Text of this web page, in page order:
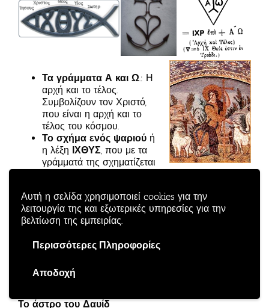
Αυτή η σελίδα χρησιμοποιεί cookies για την
λειτουργία της και εξωτερικές υπηρεσίες για την
βελτίωση της εμπειρίας.
Περισσότερες Πληροφορίες
Αποδοχή
Τα γράμματα Α και Ω.: Η
αρχή και το τέλος.
Συμβολίζουν τον Χριστό,
που είναι η αρχή και το
τέλος του κόσμου.
Το σχήμα ενός ψαριού ή
η λέξη ΙΧΘΥΣ , που με τα
γράμματά της σχηματίζεται
Σωτήρ.
Το καράβι, που συμβολίζει την Εκκλησία.
Η άμπελος, που συμβολίζει την Εκκλησία.
Ο αμνός, που συμβολίζει τη θυσία του Χριστού.
V. Τα σύμβολα και το όνομα του Θεού των
Εβραίων και των Μουσουλμάνων
Το άστρο του Δαυίδ